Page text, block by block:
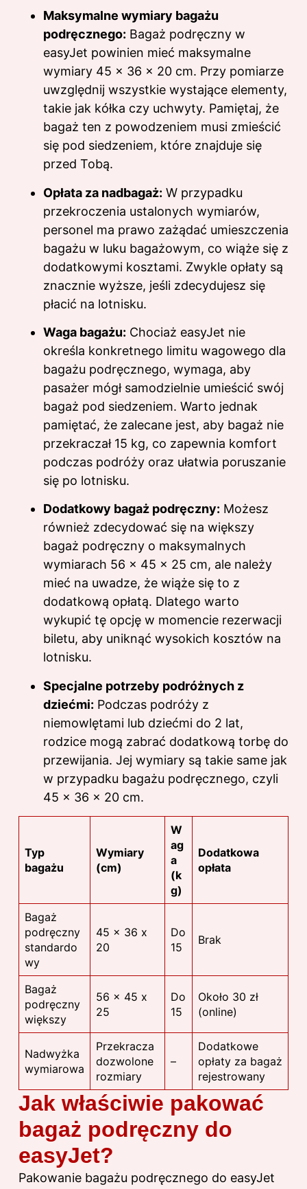
Maksymalne wymiary bagażu
podręcznego: Bagaż podręczny w
easyJet powinien mieć maksymalne
wymiary 45 x 36 x 20 cm. Przy pomiarze
uwzględnij wszystkie wystające elementy,
takie jak kółka czy uchwyty. Pamiętaj, że
bagaż ten z powodzeniem musi zmieścić
się pod siedzeniem, które znajduje się
przed Tobą.
Opłata za nadbagaż: W przypadku
przekroczenia ustalonych wymiarów,
personel ma prawo zażądać umieszczenia
bagażu w luku bagażowym, co wiąże się z
dodatkowymi kosztami. Zwykle opłaty są
znacznie wyższe, jeśli zdecydujesz się
płacić na lotnisku.
Waga bagażu: Chociaż easyJet nie
określa konkretnego limitu wagowego dla
bagażu podręcznego, wymaga, aby
pasażer mógł samodzielnie umieścić swój
bagaż pod siedzeniem. Warto jednak
pamiętać, że zalecane jest, aby bagaż nie
przekraczał 15 kg, co zapewnia komfort
podczas podróży oraz ułatwia poruszanie
się po lotnisku.
Dodatkowy bagaż podręczny: Możesz
również zdecydować się na większy
bagaż podręczny o maksymalnych
wymiarach 56 x 45 x 25 cm, ale należy
mieć na uwadze, że wiąże się to z
dodatkową opłatą. Dlatego warto
wykupić tę opcję w momencie rezerwacji
biletu, aby uniknąć wysokich kosztów na
lotnisku.
Specjalne potrzeby podróżnych z
dziećmi: Podczas podróży z
niemowlętami lub dziećmi do 2 lat,
rodzice mogą zabrać dodatkową torbę do
przewijania. Jej wymiary są takie same jak
w przypadku bagażu podręcznego, czyli
45 x 36 x 20 cm.
Typ
bagażu
Wymiary
(cm)
W
ag
a
(k
g)
Dodatkowa
opłata
Bagaż
podręczny
standardo
wy
45 x 36 x
20
Do
15
Brak
Bagaż
podręczny
większy
56 x 45 x
25
Do
15
Około 30 zł
(online)
Nadwyżka
wymiarowa
Przekracza
dozwolone
rozmiary
–
Dodatkowe
opłaty za bagaż
rejestrowany
Jak właściwie pakować
bagaż podręczny do
easyJet?
Pakowanie bagażu podręcznego do easyJet